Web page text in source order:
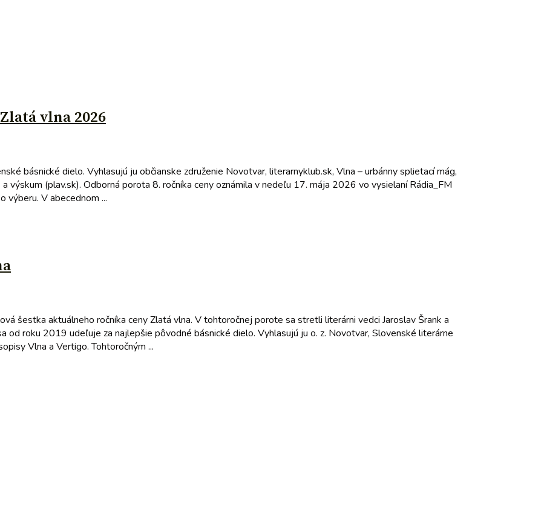
vlna 2026
básnické dielo. Vyhlasujú ju občianske združenie Novotvar, literarnyklub.sk, Vlna – urbánny splietací mág,
výskum (plav.sk). Odborná porota 8. ročníka ceny oznámila v nedeľu 17. mája 2026 vo vysielaní Rádia_FM
výberu. V abecednom ...
šestka aktuálneho ročníka ceny Zlatá vlna. V tohtoročnej porote sa stretli literárni vedci Jaroslav Šrank a
od roku 2019 udeľuje za najlepšie pôvodné básnické dielo. Vyhlasujú ju o. z. Novotvar, Slovenské literárne
Vlna a Vertigo. Tohtoročným ...